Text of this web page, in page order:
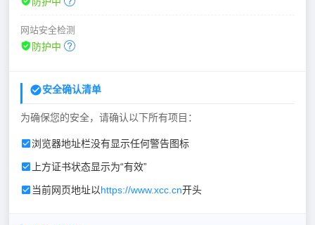
网站安全检测
防护中
安全确认清单
为确保您的安全，请确认以下所有项目：
浏览器地址栏没有显示任何警告图标
上方证书状态显示为“有效”
当前网页地址以https://www.xcc.cn开头